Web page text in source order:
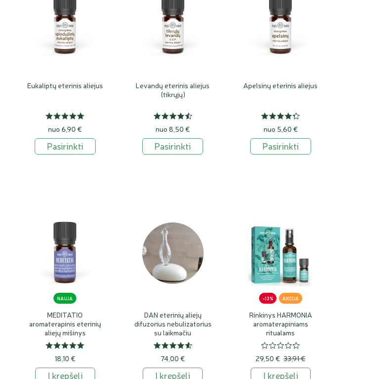
Eukaliptų eterinis aliejus
nuo 6,90 €
Pasirinkti
Levandų eterinis aliejus
(tikrųjų)
nuo 8,50 €
Pasirinkti
Apelsinų eterinis aliejus
nuo 5,60 €
Pasirinkti
NAUJA
MEDITATIO
aromaterapinis eterinių
aliejų mišinys
18,10 €
Į krepšelį
DAN eterinių aliejų
difuzorius nebulizatorius
su laikmačiu
74,00 €
Į krepšelį
-13% AKCIJA
Rinkinys HARMONIA
aromaterapiniams
ritualams
29,50 € 33,91 €
Į krepšelį